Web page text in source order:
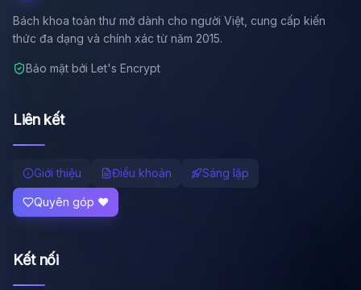
Bách khoa toàn thư mở dành cho người Việt, cung cấp kiến
thức đa dạng và chính xác từ năm 2015.
Bảo mật bởi Let's Encrypt
Liên kết
Giới thiệu Điều khoản Sáng lập
Quyên góp ❤️
Kết nối
🔬 Albert Einstein